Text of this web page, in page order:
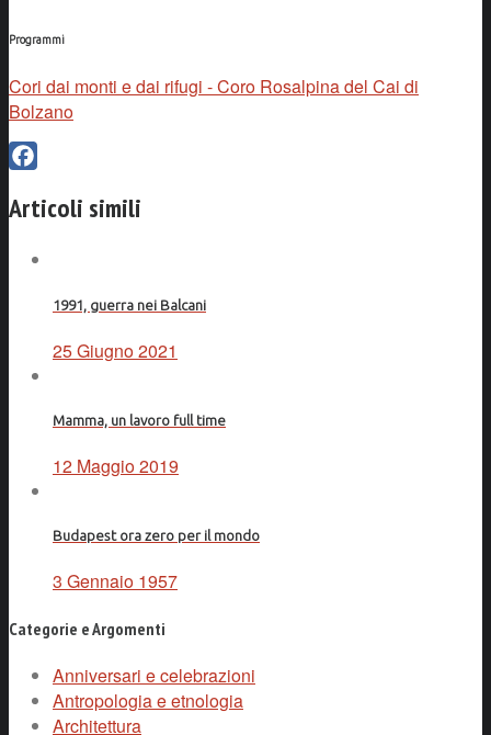
Programmi
Cori dai monti e dai rifugi - Coro Rosalpina del Cai di
Bolzano
Articoli simili
1991, guerra nei Balcani
25 Giugno 2021
Mamma, un lavoro full time
12 Maggio 2019
Budapest ora zero per il mondo
3 Gennaio 1957
Categorie e Argomenti
Anniversari e celebrazioni
Antropologia e etnologia
Architettura